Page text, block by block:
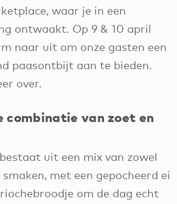
waar je in een
ontwaakt. Op 9 & 10 april
naar uit om onze gasten een
paasontbijt aan te bieden.
over.
combinatie van zoet en
uit een mix van zowel
met een gepocheerd ei
om de dag echt